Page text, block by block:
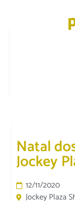
Natal
Jockey
12/11/2020
Jockey Plaza